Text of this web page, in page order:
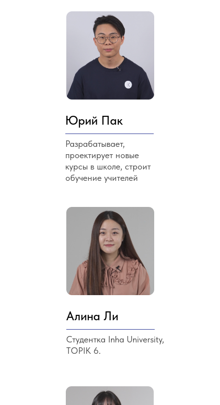
Юрий Пак
Разрабатывает,
проектирует новые
курсы в школе, строит
обучение учителей
Алина Ли
Студентка Inha University,
TOPIK 6.